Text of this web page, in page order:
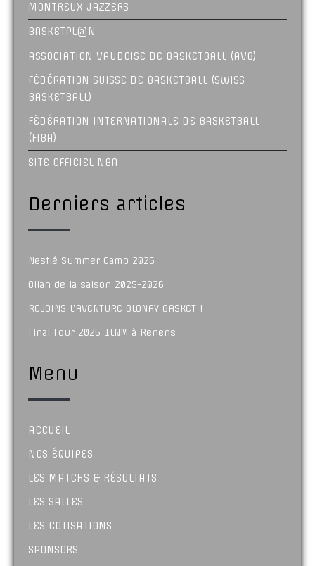
MONTREUX JAZZERS
BASKETPL@N
ASSOCIATION VAUDOISE DE BASKETBALL (AVB)
FÉDÉRATION SUISSE DE BASKETBALL (SWISS
BASKETBALL)
FÉDÉRATION INTERNATIONALE DE BASKETBALL
(FIBA)
SITE OFFICIEL NBA
Derniers articles
Nestlé Summer Camp 2026
Bilan de la saison 2025-2026
REJOINS L’AVENTURE BLONAY BASKET !
Final Four 2026 1LNM à Renens
Menu
ACCUEIL
NOS ÉQUIPES
LES MATCHS & RÉSULTATS
LES SALLES
LES COTISATIONS
SPONSORS